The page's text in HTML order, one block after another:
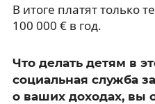
В итоге платят только
100 000 € в год.
Что делать детям в
социальная служба
о ваших доходах, вы